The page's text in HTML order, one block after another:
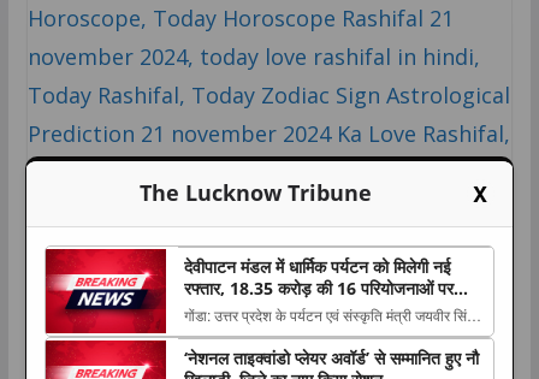
The Lucknow Tribune X
देवीपाटन मंडल में धार्मिक पर्यटन को मिलेगी नई
रफ्तार, 18.35 करोड़ की 16 परियोजनाओं पर
मंथन; छपिया धाम समेत कई स्थल होंगे विकसित
गोंडा: उत्तर प्रदेश के पर्यटन एवं संस्कृति मंत्री जयवीर सिंह ने
शुक्रवार को गोंडा के महाराजा सुहेलदेव सभागार में देवीपाटन
The post देवीपाटन मंडल में धार्मिक पर्यटन को मिलेगी नई
‘नेशनल ताइक्वांडो प्लेयर अवॉर्ड’ से सम्मानित हुए नौ